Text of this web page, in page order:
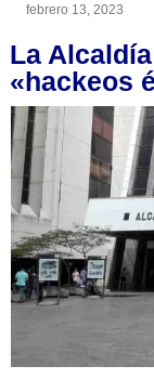
febrero 13, 2023
La
«hackeos